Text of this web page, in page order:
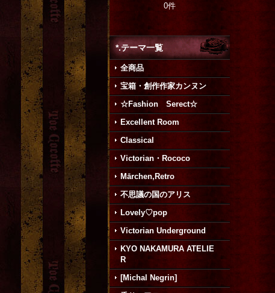
0件
*.テーマ一覧
全商品
宝箱・創作作家カンヌン
☆Fashion Serect☆
Excellent Room
Classical
Victorian・Rococo
Mārchen,Retro
不思議の国のアリス
Lovely♡pop
Victorian Underground
KYO NAKAMURA ATELIE
R
[Michal Negrin]